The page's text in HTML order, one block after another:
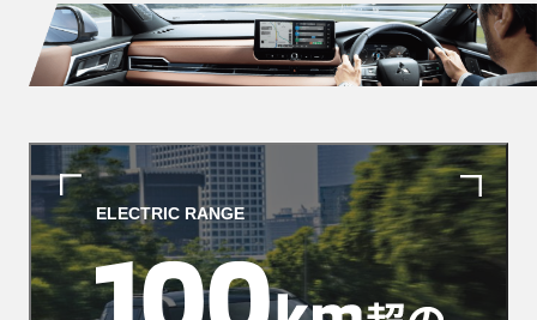
ELECTRIC RANGE